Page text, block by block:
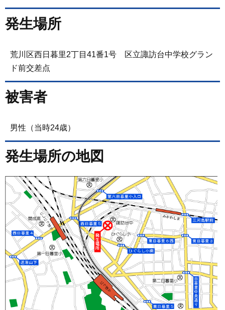
発生場所
荒川区西日暮里2丁目41番1号 区立諏訪台中学校グラン
ド前交差点
被害者
男性（当時24歳）
発生場所の地図